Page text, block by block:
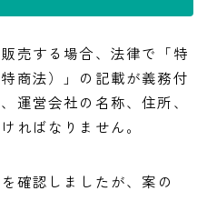
売する場合、法律で「特
商法）」の記載が義務付
運営会社の名称、住所、
ればなりません。
確認しましたが、案の